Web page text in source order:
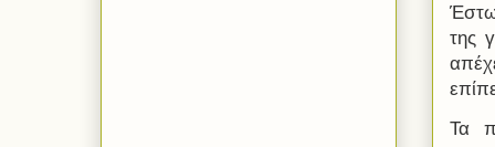
Έστω
της
Τα